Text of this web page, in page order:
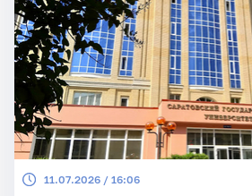
11.07.2026 / 16:06